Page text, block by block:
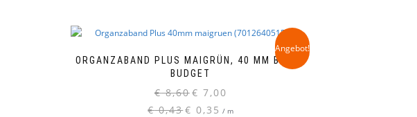
ORGANZABAND PLUS MAIGRÜN, 40 MM BREIT,
BUDGET
Angebot!
€8,60Ursprünglicher
Preis
€ 7,00
€0,43€ 0,35 / m